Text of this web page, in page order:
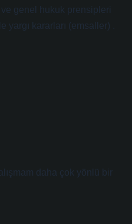
genel hukuk prensipleri
yargı kararları (emsaller) .
daha çok yönlü
bir